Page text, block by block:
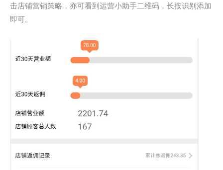
击店铺营销策略，亦可看到运营小助手二维码，长按识别添加
即可。